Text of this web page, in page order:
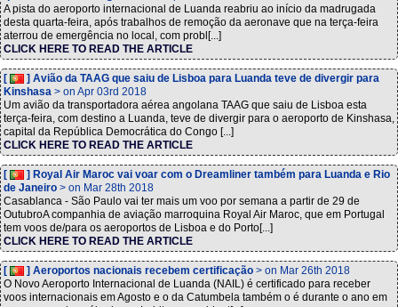
A pista do aeroporto internacional de Luanda reabriu ao início da madrugada
desta quarta-feira, após trabalhos de remoção da aeronave que na terça-feira
aterrou de emergência no local, com probl[...]
CLICK HERE TO READ THE ARTICLE
[
] Avião da TAAG que saiu de Lisboa para Luanda teve de divergir para
Kinshasa > on Apr 03rd 2018
Um avião da transportadora aérea angolana TAAG que saiu de Lisboa esta
terça-feira, com destino a Luanda, teve de divergir para o aeroporto de Kinshasa,
capital da República Democrática do Congo [...]
CLICK HERE TO READ THE ARTICLE
[
] Royal Air Maroc vai voar com o Dreamliner também para Luanda e Rio
de Janeiro > on Mar 28th 2018
Casablanca - São Paulo vai ter mais um voo por semana a partir de 29 de
OutubroA companhia de aviação marroquina Royal Air Maroc, que em Portugal
tem voos de/para os aeroportos de Lisboa e do Porto[...]
CLICK HERE TO READ THE ARTICLE
[ ] Aeroportos nacionais recebem certificação > on Mar 26th 2018
O Novo Aeroporto Internacional de Luanda (NAIL) é certificado para receber
voos internacionais em Agosto e o da Catumbela também o é durante o ano em